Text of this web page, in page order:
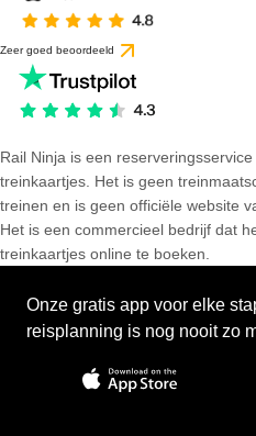
Zeer goed beoordeeld
Rail Ninja is een
treinkaartjes. Het is geen
treinen en is geen officiële website
Het is een commercieel bedrijf dat
treinkaartjes online te boeken.
Onze gratis app voor elke
reisplanning is nog nooit zo